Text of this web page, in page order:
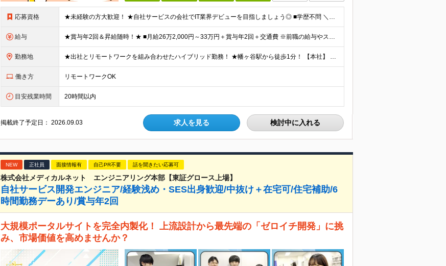
応募資格 ★未経験の方大歓迎！ ★自社サービスの会社でIT業界デビューを目指しましょう◎ ■学歴不問 ＼以下のような方大歓迎／ ◎ITの仕事に興味がある ◎エンジニアとしてキャリアを築きたい ◎社会貢献性の高
給与 ★賞与年2回＆昇給随時！★ ■月給26万2,000円～33万円＋賞与年2回＋交通費 ※前職の給与やスキルを考慮し決定します ※固定残業代（月45時間分／6万9,000円～8万7,000円）を含みます
勤務地 ★出社とリモートワークを組み合わせたハイブリッド勤務！ ★幡ヶ谷駅から徒歩1分！ 【本社】 東京都渋谷区幡ヶ谷1-34-14 宝ビル3F ※(変更の範囲)上記を除く当社関連勤務地
働き方 リモートワークOK
目安残業時間 20時間以内
掲載終了予定日：2026.09.03 求人を見る 検討中に入れる
NEW 正社員 面接情報有 自己PR不要 話を聞きたい応募可
株式会社メディカルネット エンジニアリング本部【東証グロース上場】
自社サービス開発エンジニア/経験浅め・SES出身歓迎/中抜け＋在宅可/住宅補助/6
時間勤務デーあり/賞与年2回
大規模ポータルサイトを完全内製化！ 上流設計から最先端の「ゼロイチ開発」に挑
み、市場価値を高めませんか？